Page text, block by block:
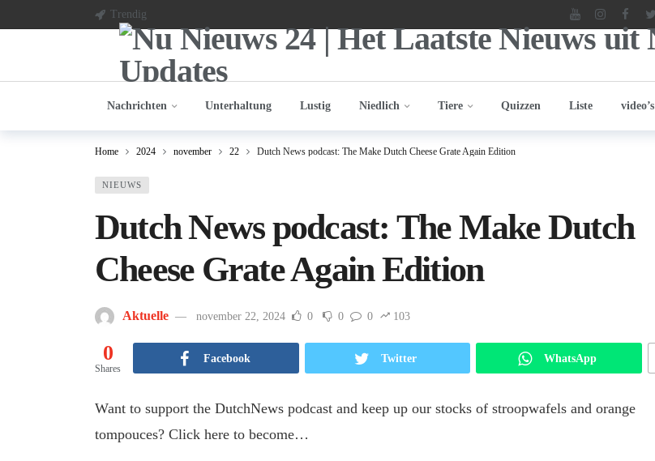
Trendig
Nachrichten Unterhaltung Lustig Niedlich Tiere Quizzen Liste video’s
Home 2024 november 22 Dutch News podcast: The Make Dutch Cheese Grate Again Edition
NIEUWS
Dutch News podcast: The Make Dutch
Cheese Grate Again Edition
Aktuelle november 22, 2024 0 0 0 103
0
Shares
Facebook Twitter WhatsApp
Want to support the DutchNews podcast and keep up our stocks of stroopwafels and orange
tompouces? Click here to become…